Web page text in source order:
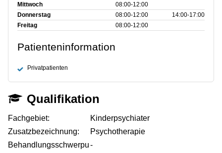
Mittwoch
08:00‑12:00
Donnerstag
08:00‑12:00
14:00‑17:00
Freitag
08:00‑12:00
Patienteninformation
Privatpatienten
Qualifikation
Fachgebiet:
Kinderpsychiater
Zusatzbezeichnung:
Psychotherapie
Behandlungsschwerpu-